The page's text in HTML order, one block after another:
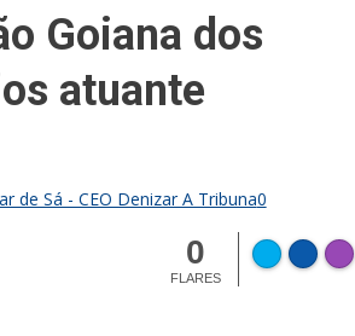
Goiana dos
atuante
de Sá - CEO Denizar A Tribuna0
0
FLARES